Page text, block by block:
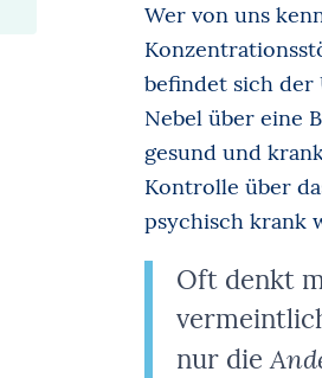
Wer von uns
befindet sich der
Nebel über eine
gesund und
Kontrolle über
psychisch krank
Oft denkt
nur die